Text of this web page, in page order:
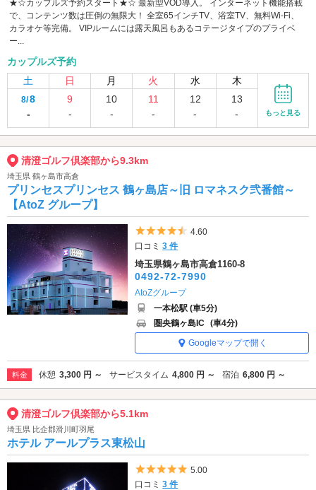
★☆カップルズ予約スタート★☆ 最新型VOD導入。 インターネット機能搭載
で、コンテンツ数は圧倒の無限大！ 全室65インチTV、浴室TV、無料Wi-Fi、
カラオケ等完備。 VIPルームには露天風呂もあるコテージタイプのプライベ
ー...
カップルズ予約
土
日 月 火 水 木
8/8
-
9
-
10
-
11
-
12
-
13
-
もっと見る
清澄ゴルフ倶楽部から9.3km
埼玉県 鶴ヶ島市高倉
プリンセスプリンセス 鶴ヶ島店～旧 ロマネスク弐番館～
【AtoZ グループ】
5つ星のうち4.5
4.60
口コミ3 件
埼玉県鶴ヶ島市高倉1160-8
0492-72-7990
AtoZグループ
一本松駅 (車5分)
圏央鶴ヶ島IC (車4分)
Googleマップで開く
料金 休憩 3,300 円 ～ サービスタイム 4,800 円 ～ 宿泊 6,800 円 ～
清澄ゴルフ倶楽部から5.1km
埼玉県 比企郡滑川町羽尾
ホテル アールプラス東松山
5つ星のうち5
5.00
口コミ3 件